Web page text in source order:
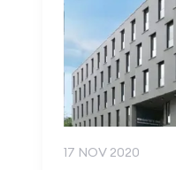
17 NOV 2020